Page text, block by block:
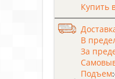
Купить
В
За
Подъем